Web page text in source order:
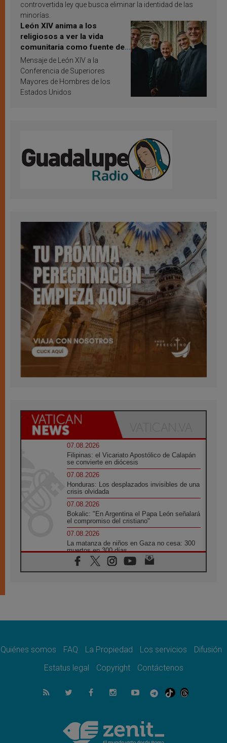
controvertida ley que busca eliminar la identidad de las
minorías.
León XIV anima a los
religiosos a ver la vida
comunitaria como fuente de
inspiración y santificación
Mensaje de León XIV a la
Conferencia de Superiores
Mayores de Hombres de los
Estados Unidos
07.08.2026
Filipinas: el Vicariato Apostólico de Calapán
se convierte en diócesis
07.08.2026
Honduras: Los desplazados invisibles de una
crisis olvidada
07.08.2026
Bokalic: "En Argentina el Papa León señalará
el compromiso del cristiano"
07.08.2026
La matanza de niños en Gaza no cesa: 300
muertos en 300 días
07.08.2026
Tagle: La guerra desfigura el mundo, solo la
como misión al servicio del Evangelio
SIGNIS 2026, dar voz a las religiosas en el
07.08.2026
Lanzan un proyecto de empoderamiento
Programa oficial del Viaje Apostólico del
Papa León XIV a Francia
Quiénes somos FAQ La Propiedad Los servicios
Difusión
Estatus legal
Copyright Contáctenos